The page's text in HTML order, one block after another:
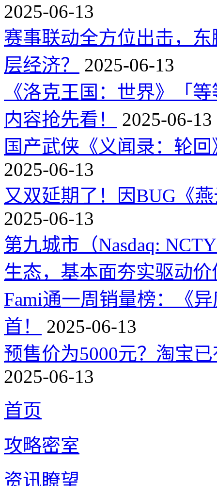
2025-06-13
赛事联动全方位出击，
层经济？
2025-06-13
《洛克王国：世界》「
内容抢先看！
2025-06-13
国产武侠《义闻录：轮
2025-06-13
又双延期了！因BUG《
2025-06-13
第九城市（Nasdaq:
生态，基本面夯实驱动价
Fami通一周销量榜：《
首！
2025-06-13
预售价为5000元？淘宝
2025-06-13
首页
攻略密室
资讯瞭望